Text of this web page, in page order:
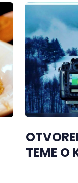
TEME O